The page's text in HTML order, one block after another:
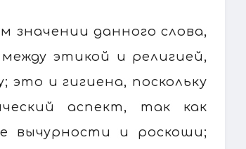
значении данного слова,
этикой и религией,
это и гигиена, поскольку
аспект, так как
вычурности и роскоши;